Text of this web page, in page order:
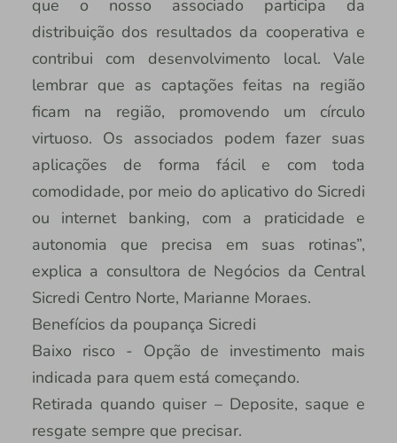
que o nosso associado participa da
distribuição dos resultados da cooperativa e
contribui com desenvolvimento local. Vale
lembrar que as captações feitas na região
ficam na região, promovendo um círculo
virtuoso. Os associados podem fazer suas
aplicações de forma fácil e com toda
comodidade, por meio do aplicativo do Sicredi
ou internet banking, com a praticidade e
autonomia que precisa em suas rotinas”,
explica a consultora de Negócios da Central
Sicredi Centro Norte, Marianne Moraes.
Benefícios da poupança Sicredi
Baixo risco - Opção de investimento mais
indicada para quem está começando.
Retirada quando quiser – Deposite, saque e
resgate sempre que precisar.